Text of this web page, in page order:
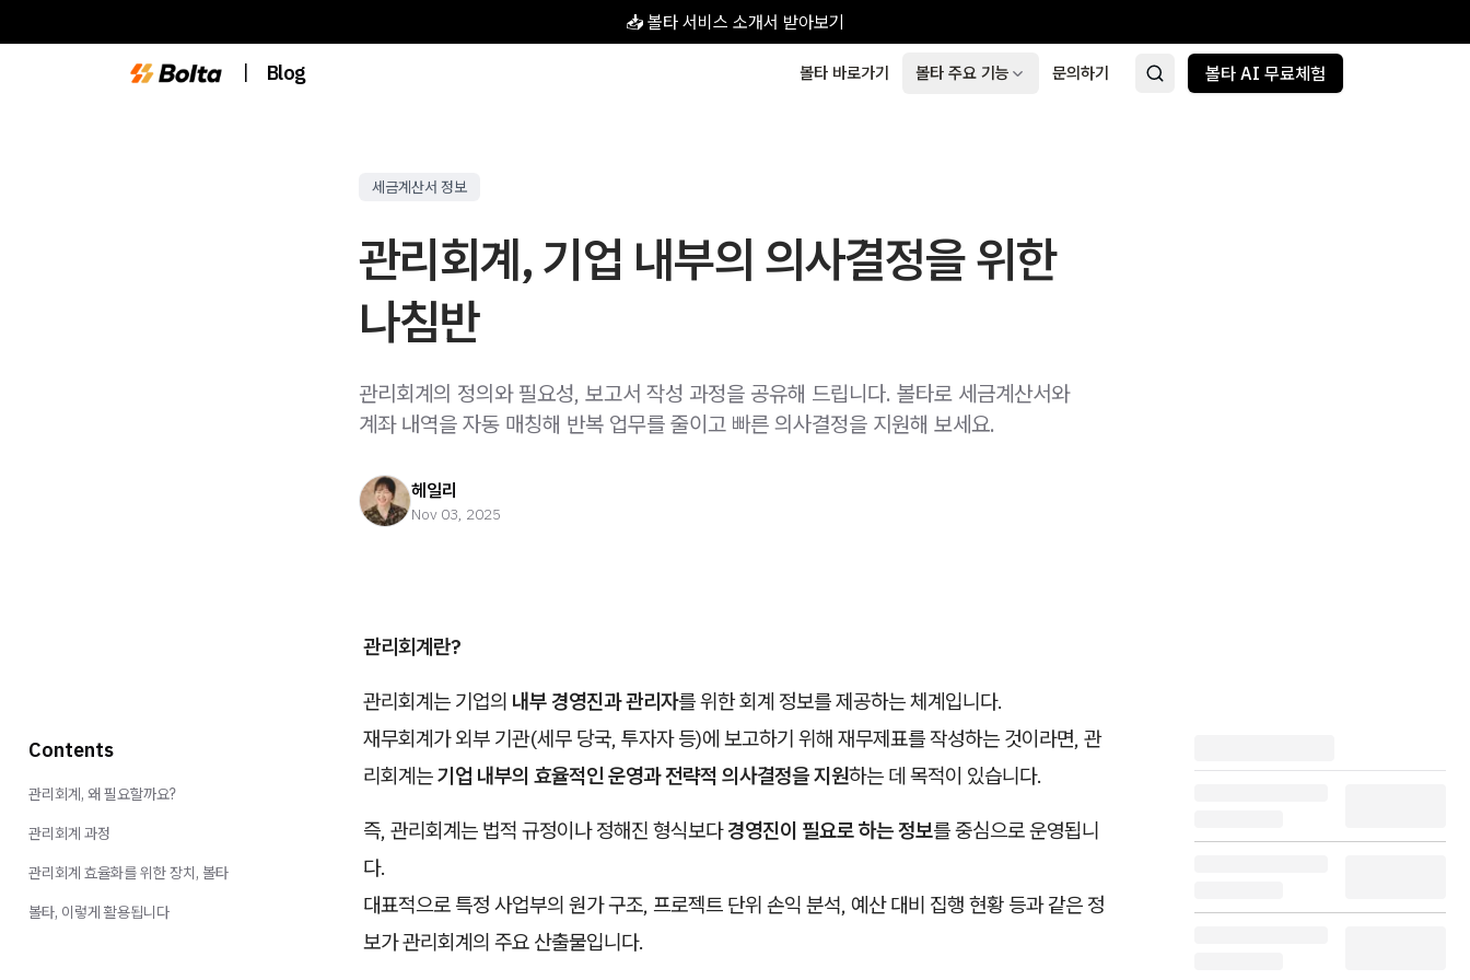
📥 볼타 서비스 소개서 받아보기
| Blog 볼타 바로가기 볼타 주요 기능 문의하기 볼타 AI 무료체험
세금계산서 정보
관리회계, 기업 내부의 의사결정을 위한
나침반
관리회계의 정의와 필요성, 보고서 작성 과정을 공유해 드립니다. 볼타로 세금계산서와
계좌 내역을 자동 매칭해 반복 업무를 줄이고 빠른 의사결정을 지원해 보세요.
헤일리
Nov 03, 2025
관리회계란?
관리회계는 기업의 내부 경영진과 관리자를 위한 회계 정보를 제공하는 체계입니다.
재무회계가 외부 기관(세무 당국, 투자자 등)에 보고하기 위해 재무제표를 작성하는 것이라면, 관
리회계는기업 내부의 효율적인 운영과 전략적 의사결정을 지원하는 데 목적이 있습니다.
즉, 관리회계는 법적 규정이나 정해진 형식보다경영진이 필요로 하는 정보를 중심으로 운영됩니
다.
대표적으로 특정 사업부의 원가 구조, 프로젝트 단위 손익 분석, 예산 대비 집행 현황 등과 같은 정
보가 관리회계의 주요 산출물입니다.
Contents
관리회계, 왜 필요할까요?
관리회계 과정
관리회계 효율화를 위한 장치, 볼타
볼타, 이렇게 활용됩니다